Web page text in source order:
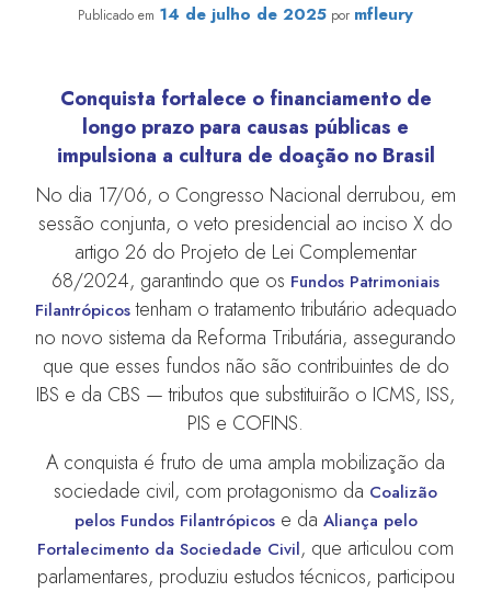
Publicado em 14 de julho de 2025 por mfleury
Conquista fortalece o financiamento de
longo prazo para causas públicas e
impulsiona a cultura de doação no Brasil
No dia 17/06, o Congresso Nacional derrubou, em
sessão conjunta, o veto presidencial ao inciso X do
artigo 26 do Projeto de Lei Complementar
68/2024, garantindo que os Fundos Patrimoniais
Filantrópicostenham o tratamento tributário adequado
no novo sistema da Reforma Tributária, assegurando
que que esses fundos não são contribuintes de do
IBS e da CBS — tributos que substituirão o ICMS, ISS,
PIS e COFINS.
A conquista é fruto de uma ampla mobilização da
sociedade civil, com protagonismo da Coalizão
pelos Fundos Filantrópicose da Aliança pelo
Fortalecimento da Sociedade Civil, que articulou com
parlamentares, produziu estudos técnicos, participou